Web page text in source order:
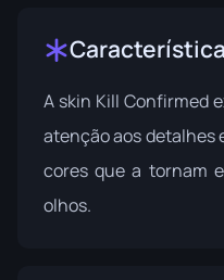
A skin Kill Confirmed
atenção aos detalhes
cores que a tornam
olhos.